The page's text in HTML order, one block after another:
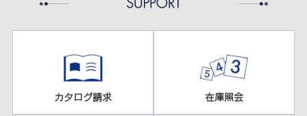
カタログ請求 在庫照会